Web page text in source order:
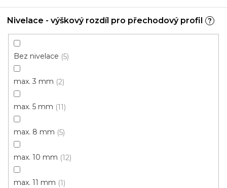
Nivelace - výškový rozdíl pro přechodový profil ?
Bez nivelace 5
max. 3 mm 2
max. 5 mm 11
max. 8 mm 5
max. 10 mm 12
max. 11 mm 1
PVC soklová lišta obvodová BOLTA
45 Kč